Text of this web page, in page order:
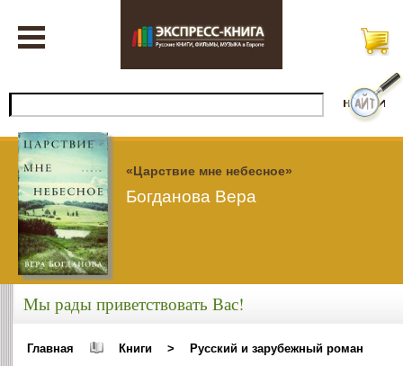
«Царствие мне небесное»
Богданова Вера
Мы рады приветствовать Вас!
Главная Книги > Русский и зарубежный роман